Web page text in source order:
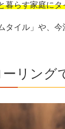
暮らす家庭に
タイル」や、
リング